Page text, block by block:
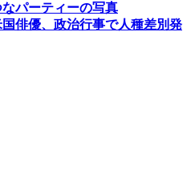
パーティーの写真
俳優、政治行事で人種差別発